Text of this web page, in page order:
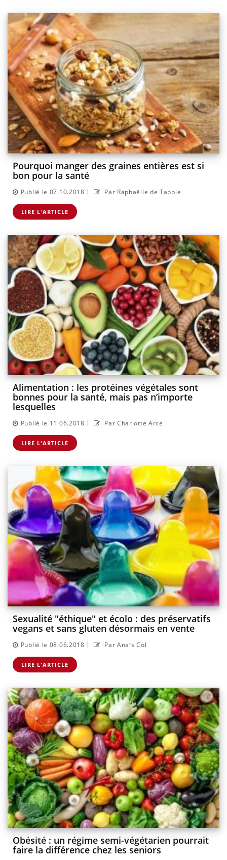
Pourquoi manger des graines entières est si
bon pour la santé
Publié le 07.10.2018 | Par Raphaëlle de Tappie
LIRE L'ARTICLE
Alimentation : les protéines végétales sont
bonnes pour la santé, mais pas n’importe
lesquelles
Publié le 11.06.2018 | Par Charlotte Arce
LIRE L'ARTICLE
Sexualité "éthique" et écolo : des préservatifs
vegans et sans gluten désormais en vente
Publié le 08.06.2018 | Par Anaïs Col
LIRE L'ARTICLE
Obésité : un régime semi-végétarien pourrait
faire la différence chez les seniors